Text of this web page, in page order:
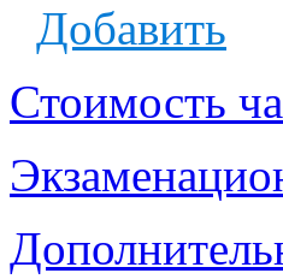
Добавить
Стоимость